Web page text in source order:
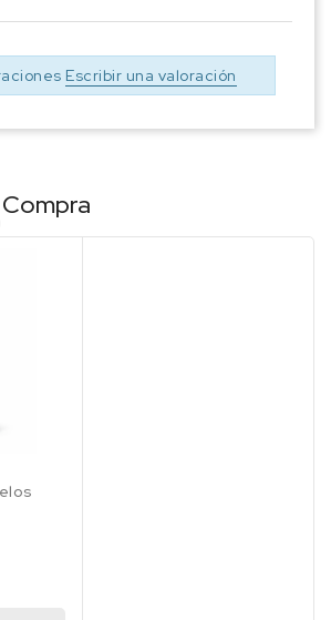
Escribir una valoración